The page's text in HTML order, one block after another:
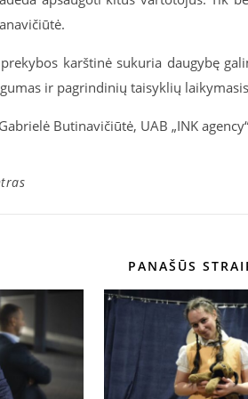
karštinė sukuria daugybę
ir pagrindinių taisyklių
Butinavičiūtė, UAB „INK agency“
PANAŠŪS